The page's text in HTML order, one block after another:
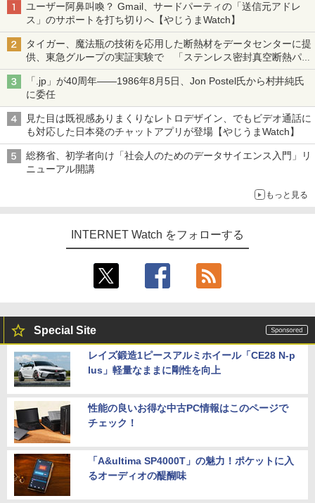
ユーザー阿鼻叫喚？ Gmail、サードパーティの「送信元アドレ
ス」のサポートを打ち切りへ【やじうまWatch】
タイガー、魔法瓶の技術を応用した断熱材をデータセンターに提
供、東急グループの実証実験で 「ステンレス密封真空断熱パネ
ル TIVIP」
「.jp」が40周年――1986年8月5日、Jon Postel氏から村井純氏
に委任
見た目は既視感ありまくりなレトロデザイン、でもビデオ通話に
も対応した日本発のチャットアプリが登場【やじうまWatch】
総務省、初学者向け「社会人のためのデータサイエンス入門」リ
ニューアル開講
もっと見る
INTERNET Watch をフォローする
Special Site
レイズ鍛造1ピースアルミホイール「CE28 N-p
lus」軽量なままに剛性を向上
性能の良いお得な中古PC情報はこのページで
チェック！
「A&ultima SP4000T」の魅力！ポケットに入
るオーディオの醍醐味